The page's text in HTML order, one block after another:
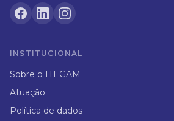
INSTITUCIONAL
Sobre o ITEGAM
Atuação
Política de dados